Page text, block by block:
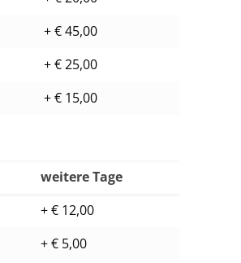
+ € 45,00
+ € 25,00
+ € 15,00
weitere Tage
+ € 12,00
+ € 5,00